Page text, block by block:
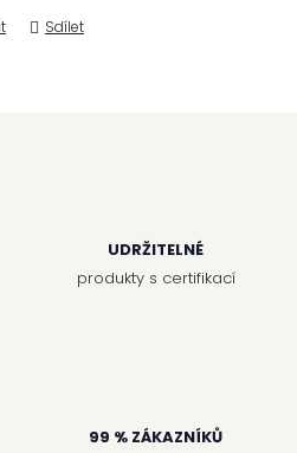
Sdílet
UDRŽITELNÉ
produkty s certifikací
99 % ZÁKAZNÍKŮ